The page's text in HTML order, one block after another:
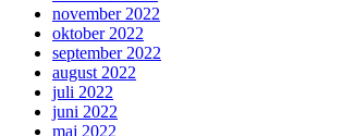
november 2022
oktober 2022
september 2022
august 2022
juli 2022
juni 2022
maj 2022